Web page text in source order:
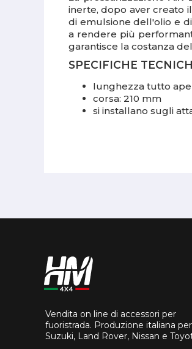
inerte, dopo aver creato
di emulsione dell'olio e
a rendere più
garantisce la costanza
SPECIFICHE
lunghezza tutto
corsa: 210 mm
si installano sugli
Vendita on line di accessori per
fuoristrada. Produzione italiana per
Suzuki, Land Rover, Nissan e